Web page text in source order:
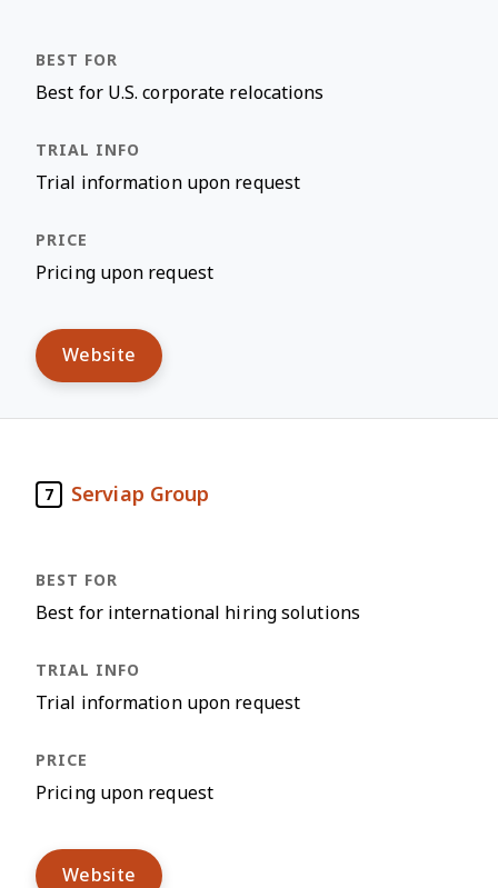
Best for U.S. corporate relocations
Trial information upon request
Pricing upon request
Website
7 Serviap Group
Best for international hiring solutions
Trial information upon request
Pricing upon request
Website